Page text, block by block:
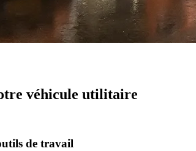
véhicule utilitaire
de travail